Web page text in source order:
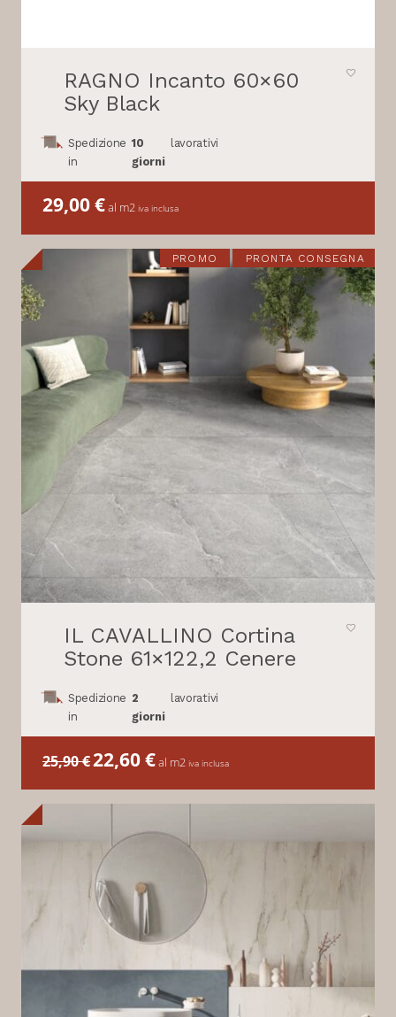
RAGNO Incanto 60×60
Sky Black
Spedizione
in
10
giorni
lavorativi
29,00€al m2 iva inclusa
PROMO PRONTA CONSEGNA
IL CAVALLINO Cortina
Stone 61×122,2 Cenere
Spedizione
in
2
giorni
lavorativi
25,90€ Il
prezzo
era:
22,60€Il
prezzo
è:
al m2 iva inclusa